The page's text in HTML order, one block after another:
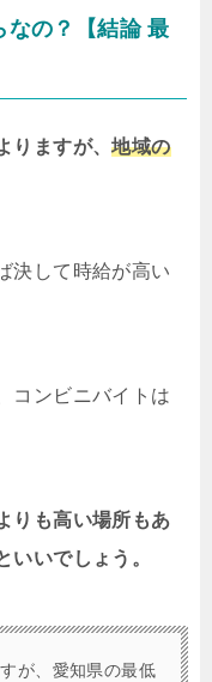
なの？【結論 最
りますが、地域の
決して時給が高い
コンビニバイトは
りも高い場所もあ
いいでしょう。
が、愛知県の最低